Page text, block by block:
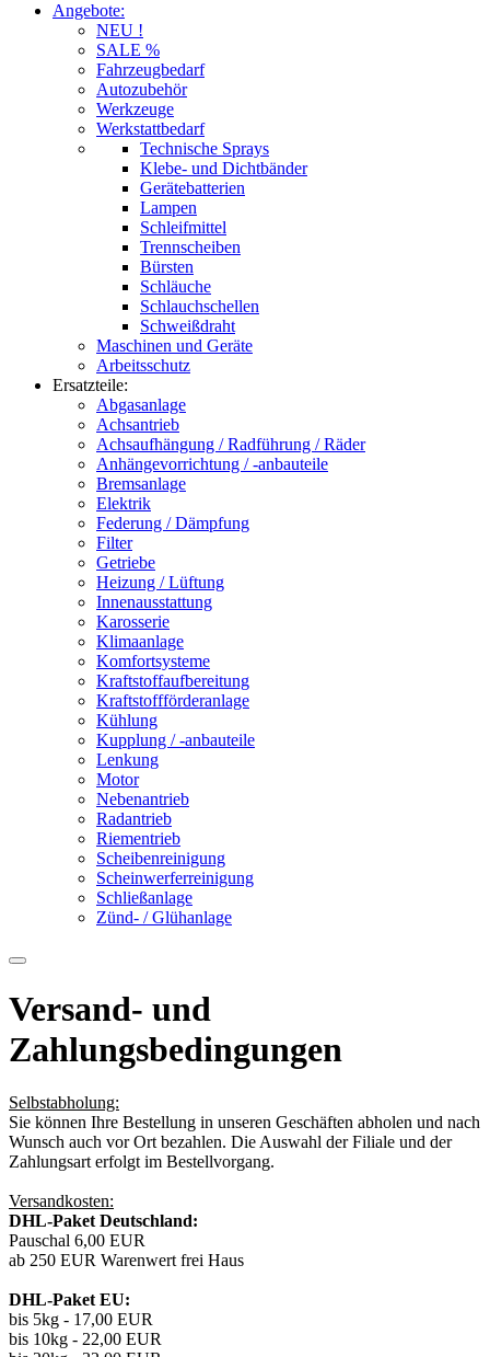
Angebote:
NEU !
SALE %
Fahrzeugbedarf
Autozubehör
Werkzeuge
Werkstattbedarf
Technische Sprays
Klebe- und Dichtbänder
Gerätebatterien
Lampen
Schleifmittel
Trennscheiben
Bürsten
Schläuche
Schlauchschellen
Schweißdraht
Maschinen und Geräte
Arbeitsschutz
Ersatzteile:
Abgasanlage
Achsantrieb
Achsaufhängung / Radführung / Räder
Anhängevorrichtung / -anbauteile
Bremsanlage
Elektrik
Federung / Dämpfung
Filter
Getriebe
Heizung / Lüftung
Innenausstattung
Karosserie
Klimaanlage
Komfortsysteme
Kraftstoffaufbereitung
Kraftstoffförderanlage
Kühlung
Kupplung / -anbauteile
Lenkung
Motor
Nebenantrieb
Radantrieb
Riementrieb
Scheibenreinigung
Scheinwerferreinigung
Schließanlage
Zünd- / Glühanlage
Versand- und
Zahlungsbedingungen
Selbstabholung:
Sie können Ihre Bestellung in unseren Geschäften abholen und nach
Wunsch auch vor Ort bezahlen. Die Auswahl der Filiale und der
Zahlungsart erfolgt im Bestellvorgang.
Versandkosten:
DHL-Paket Deutschland:
Pauschal 6,00 EUR
ab 250 EUR Warenwert frei Haus
DHL-Paket EU:
bis 5kg - 17,00 EUR
bis 10kg - 22,00 EUR